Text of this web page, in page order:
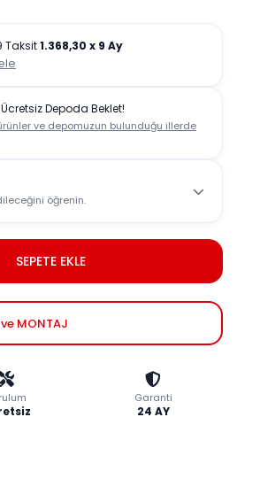
Taksit1.368,30 x 9 Ay
Ücretsiz Depoda Beklet!
ve depomuzun bulunduğu illerde
öğrenin.
SEPETE EKLE
ve MONTAJ
Garanti
24 AY